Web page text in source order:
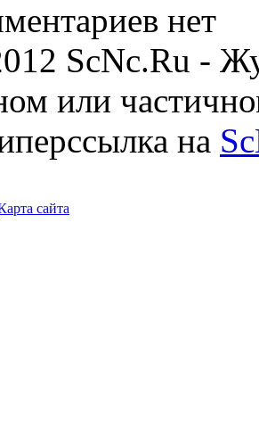
нет
ScNc.Ru -
или
на
сайта